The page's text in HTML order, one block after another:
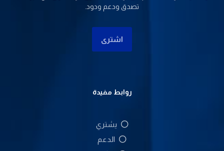
تصدق ودعم ودود.
اشتری
روابط مفيدة
يشتري
الدعم